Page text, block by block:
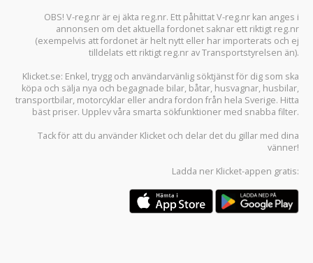
OBS! V-reg.nr är ej äkta reg.nr. Ett påhittat V-reg.nr kan anges i
annonsen om det aktuella fordonet saknar ett riktigt reg.nr
(exempelvis att fordonet är helt nytt eller har importerats och ej
tilldelats ett riktigt reg.nr av Transportstyrelsen än).
Klicket.se: Enkel, trygg och användarvänlig söktjänst för dig som ska
köpa och sälja nya och begagnade bilar, båtar, husvagnar, husbilar,
transportbilar, motorcyklar eller andra fordon från hela Sverige. Hitta
bäst priser. Upplev våra smarta sökfunktioner med snabba filter.
Tack för att du använder Klicket och delar det du gillar med dina
vänner!
Ladda ner Klicket-appen gratis: